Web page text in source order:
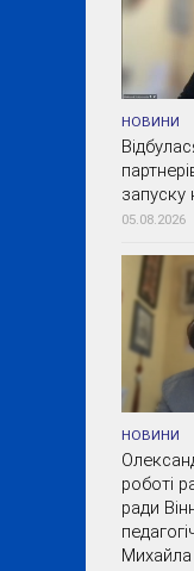
НОВИНИ
запуску
05.08.2026
НОВИНИ
роботі
ради